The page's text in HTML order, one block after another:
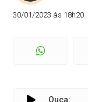
30/01/2023 às 18h20
Ouça: